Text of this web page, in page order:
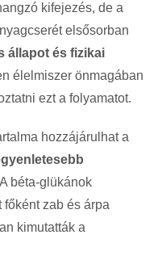
kifejezés, de a
elsősorban
állapot és fizikai
élelmiszer önmagában
ezt a folyamatot.
hozzájárulhat a
béta-glükánok
zab és árpa
kimutatták a